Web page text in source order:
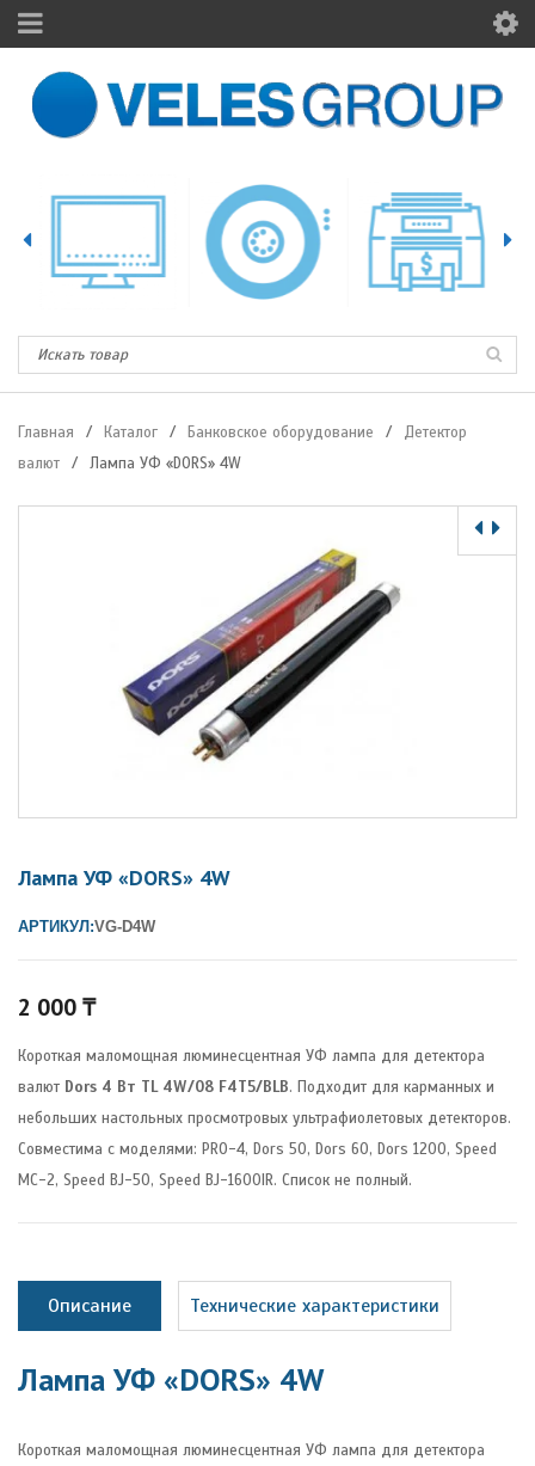
Главная / Каталог / Банковское оборудование /
Детектор
валют
/ Лампа УФ «DORS» 4W
Лампа УФ «DORS» 4W
АРТИКУЛ:VG-D4W
2 000₸
Короткая маломощная люминесцентная УФ лампа для детектора
валют Dors 4 Вт TL 4W/08 F4T5/BLB. Подходит для карманных и
небольших настольных просмотровых ультрафиолетовых детекторов.
Совместима с моделями: PRO-4, Dors 50, Dors 60, Dors 1200, Speed
МС-2, Speed BJ-50, Speed BJ-1600IR. Список не полный.
Описание Технические характеристики
Лампа УФ «DORS» 4W
Короткая маломощная люминесцентная УФ лампа для детектора